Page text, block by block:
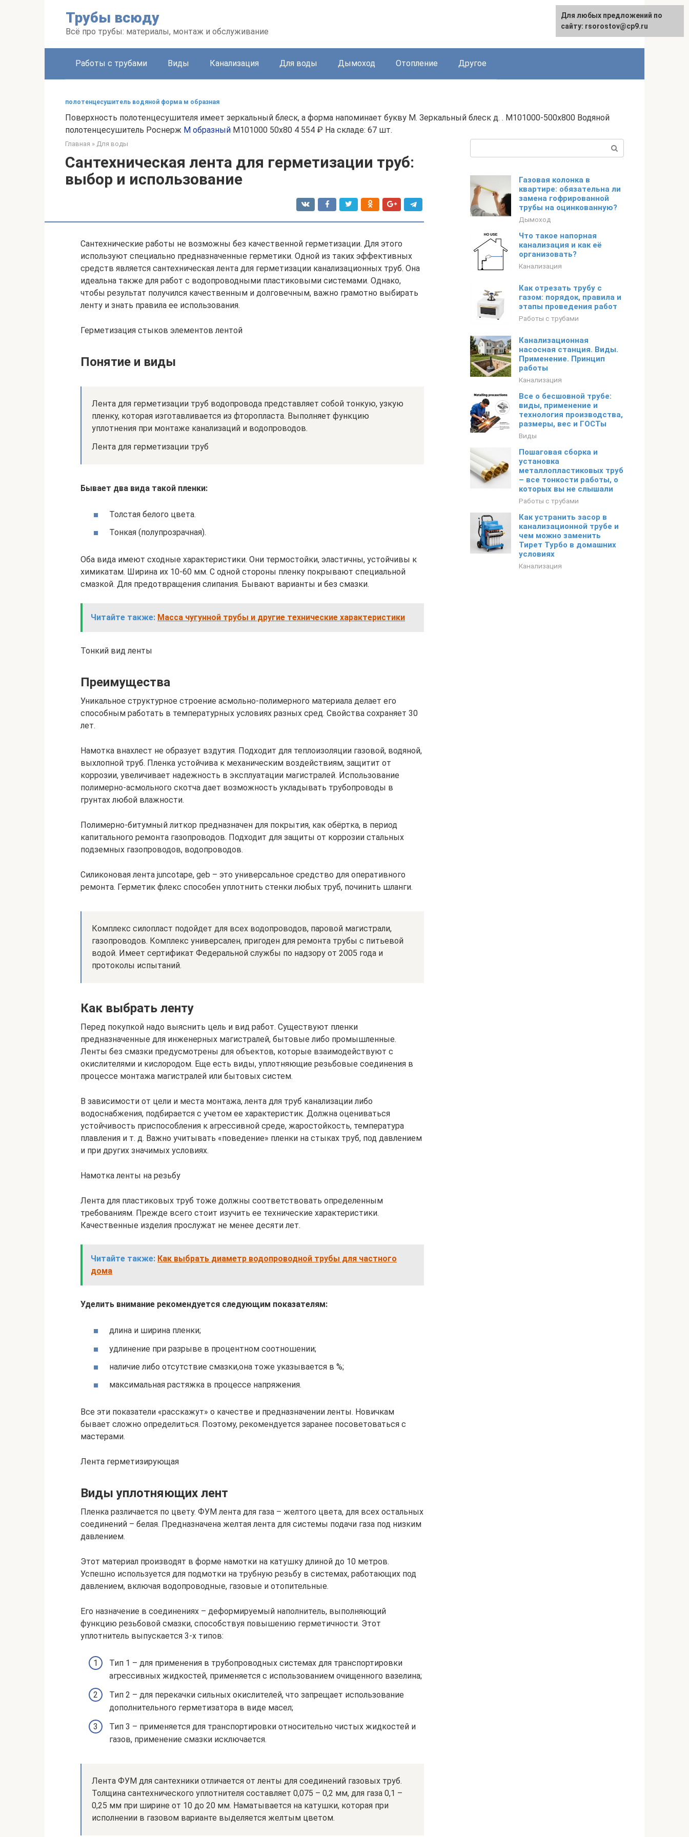
Трубы всюду
Всё про трубы: материалы, монтаж и обслуживание
English
Работы с трубами Виды Канализация Для воды Дымоход Отопление Другое
полотенцесушитель водяной форма м образная
Поверхность полотенцесушителя имеет зеркальный блеск, а форма напоминает букву М. Зеркальный блеск д. . M101000-500x800 Водяной
полотенцесушитель Роснерж М образный M101000 50x80 4 554 ₽ На складе: 67 шт.
Главная » Для воды
Сантехническая лента для герметизации труб:
выбор и использование
Сантехнические работы не возможны без качественной герметизации. Для этого
используют специально предназначенные герметики. Одной из таких эффективных
средств является сантехническая лента для герметизации канализационных труб. Она
идеальна также для работ с водопроводными пластиковыми системами. Однако,
чтобы результат получился качественным и долговечным, важно грамотно выбирать
ленту и знать правила ее использования.
Герметизация стыков элементов лентой
Понятие и виды
Лента для герметизации труб водопровода представляет собой тонкую, узкую
пленку, которая изготавливается из фторопласта. Выполняет функцию
уплотнения при монтаже канализаций и водопроводов.
Лента для герметизации труб
Бывает два вида такой пленки:
Толстая белого цвета.
Тонкая (полупрозрачная).
Оба вида имеют сходные характеристики. Они термостойки, эластичны, устойчивы к
химикатам. Ширина их 10-60 мм. С одной стороны пленку покрывают специальной
смазкой. Для предотвращения слипания. Бывают варианты и без смазки.
Читайте также: Масса чугунной трубы и другие технические характеристики
Тонкий вид ленты
Преимущества
Уникальное структурное строение асмольно-полимерного материала делает его
способным работать в температурных условиях разных сред. Свойства сохраняет 30
лет.
Намотка внахлест не образует вздутия. Подходит для теплоизоляции газовой, водяной,
выхлопной труб. Пленка устойчива к механическим воздействиям, защитит от
коррозии, увеличивает надежность в эксплуатации магистралей. Использование
полимерно-асмольного скотча дает возможность укладывать трубопроводы в
грунтах любой влажности.
Полимерно-битумный литкор предназначен для покрытия, как обёртка, в период
капитального ремонта газопроводов. Подходит для защиты от коррозии стальных
подземных газопроводов, водопроводов.
Силиконовая лента juncotape, geb – это универсальное средство для оперативного
ремонта. Герметик флекс способен уплотнить стенки любых труб, починить шланги.
Комплекс силопласт подойдет для всех водопроводов, паровой магистрали,
газопроводов. Комплекс универсален, пригоден для ремонта трубы с питьевой
водой. Имеет сертификат Федеральной службы по надзору от 2005 года и
протоколы испытаний.
Как выбрать ленту
Перед покупкой надо выяснить цель и вид работ. Существуют пленки
предназначенные для инженерных магистралей, бытовые либо промышленные.
Ленты без смазки предусмотрены для объектов, которые взаимодействуют с
окислителями и кислородом. Еще есть виды, уплотняющие резьбовые соединения в
процессе монтажа магистралей или бытовых систем.
В зависимости от цели и места монтажа, лента для труб канализации либо
водоснабжения, подбирается с учетом ее характеристик. Должна оцениваться
устойчивость приспособления к агрессивной среде, жаростойкость, температура
плавления и т. д. Важно учитывать «поведение» пленки на стыках труб, под давлением
и при других значимых условиях.
Намотка ленты на резьбу
Лента для пластиковых труб тоже должны соответствовать определенным
требованиям. Прежде всего стоит изучить ее технические характеристики.
Качественные изделия прослужат не менее десяти лет.
Читайте также: Как выбрать диаметр водопроводной трубы для частного
дома
Уделить внимание рекомендуется следующим показателям:
длина и ширина пленки;
удлинение при разрыве в процентном соотношении;
наличие либо отсутствие смазки,она тоже указывается в %;
максимальная растяжка в процессе напряжения.
Все эти показатели «расскажут» о качестве и предназначении ленты. Новичкам
бывает сложно определиться. Поэтому, рекомендуется заранее посоветоваться с
мастерами.
Лента герметизирующая
Виды уплотняющих лент
Пленка различается по цвету. ФУМ лента для газа – желтого цвета, для всех остальных
соединений – белая. Предназначена желтая лента для системы подачи газа под низким
давлением.
Этот материал производят в форме намотки на катушку длиной до 10 метров.
Успешно используется для подмотки на трубную резьбу в системах, работающих под
давлением, включая водопроводные, газовые и отопительные.
Его назначение в соединениях – деформируемый наполнитель, выполняющий
функцию резьбовой смазки, способствуя повышению герметичности. Этот
уплотнитель выпускается 3-х типов:
Тип 1 – для применения в трубопроводных системах для транспортировки
агрессивных жидкостей, применяется с использованием очищенного вазелина;
Тип 2 – для перекачки сильных окислителей, что запрещает использование
дополнительного герметизатора в виде масел;
Тип 3 – применяется для транспортировки относительно чистых жидкостей и
газов, применение смазки исключается.
Лента ФУМ для сантехники отличается от ленты для соединений газовых труб.
Толщина сантехнического уплотнителя составляет 0,075 – 0,2 мм, для газа 0,1 –
0,25 мм при ширине от 10 до 20 мм. Наматывается на катушки, которая при
исполнении в газовом варианте выделяется желтым цветом.
Газовая колонка в
квартире: обязательна ли
замена гофрированной
трубы на оцинкованную?
Дымоход
Что такое напорная
канализация и как её
организовать?
Канализация
Как отрезать трубу с
газом: порядок, правила и
этапы проведения работ
Работы с трубами
Канализационная
насосная станция. Виды.
Применение. Принцип
работы
Канализация
Все о бесшовной трубе:
виды, применение и
технология производства,
размеры, вес и ГОСТы
Виды
Пошаговая сборка и
установка
металлопластиковых труб
– все тонкости работы, о
которых вы не слышали
Работы с трубами
Как устранить засор в
канализационной трубе и
чем можно заменить
Тирет Турбо в домашних
условиях
Канализация
Для любых предложений по
сайту: rsorostov@cp9.ru